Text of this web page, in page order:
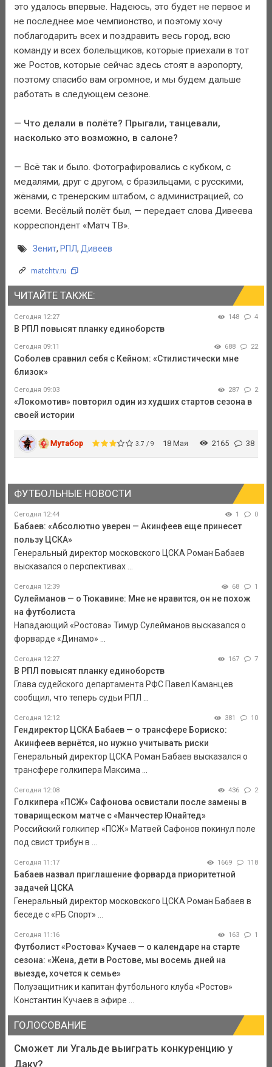
это удалось впервые. Надеюсь, это будет не первое и
не последнее мое чемпионство, и поэтому хочу
поблагодарить всех и поздравить весь город, всю
команду и всех болельщиков, которые приехали в тот
же Ростов, которые сейчас здесь стоят в аэропорту,
поэтому спасибо вам огромное, и мы будем дальше
работать в следующем сезоне.
— Что делали в полёте? Прыгали, танцевали,
насколько это возможно, в салоне?
— Всё так и было. Фотографировались с кубком, с
медалями, друг с другом, с бразильцами, с русскими,
жёнами, с тренерским штабом, с администрацией, со
всеми. Весёлый полёт был, — передает слова Дивеева
корреспондент «Матч ТВ».
Зенит, РПЛ, Дивеев
matchtv.ru
ЧИТАЙТЕ ТАКЖЕ:
Сегодня 12:27 148 4
В РПЛ повысят планку единоборств
Сегодня 09:11 688 22
Соболев сравнил себя с Кейном: «Стилистически мне
близок»
Сегодня 09:03 287 2
«Локомотив» повторил один из худших стартов сезона в
своей истории
Мутабор 3.7 / 9 18 Мая 2165 38
ФУТБОЛЬНЫЕ НОВОСТИ
Сегодня 12:44 1 0
Бабаев: «Абсолютно уверен — Акинфеев еще принесет
пользу ЦСКА»
Генеральный директор московского ЦСКА Роман Бабаев
высказался о перспективах ...
Сегодня 12:39 68 1
Сулейманов — о Тюкавине: Мне не нравится, он не похож
на футболиста
Нападающий «Ростова» Тимур Сулейманов высказался о
форварде «Динамо» ...
Сегодня 12:27 167 7
В РПЛ повысят планку единоборств
Глава судейского департамента РФС Павел Каманцев
сообщил, что теперь судьи РПЛ ...
Сегодня 12:12 381 10
Гендиректор ЦСКА Бабаев — о трансфере Бориско:
Акинфеев вернётся, но нужно учитывать риски
Генеральный директор ЦСКА Роман Бабаев высказался о
трансфере голкипера Максима ...
Сегодня 12:08 436 2
Голкипера «ПСЖ» Сафонова освистали после замены в
товарищеском матче с «Манчестер Юнайтед»
Российский голкипер «ПСЖ» Матвей Сафонов покинул поле
под свист трибун в ...
Сегодня 11:17 1669 118
Бабаев назвал приглашение форварда приоритетной
задачей ЦСКА
Генеральный директор московского ЦСКА Роман Бабаев в
беседе с «РБ Спорт» ...
Сегодня 11:16 163 1
Футболист «Ростова» Кучаев — о календаре на старте
сезона: «Жена, дети в Ростове, мы восемь дней на
выезде, хочется к семье»
Полузащитник и капитан футбольного клуба «Ростов»
Константин Кучаев в эфире ...
ГОЛОСОВАНИЕ
Сможет ли Угальде выиграть конкуренцию у
Даку?